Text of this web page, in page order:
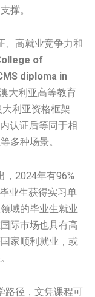
撑。
、高就业竞争力和
of
diploma in
大利亚高等教育
利亚资格框架
认证后等同于相
多种场景。
，2024年有96%
业生获得实习单
域的毕业生就业
际市场也具有高
家顺利就业，或
路径，文凭课程可